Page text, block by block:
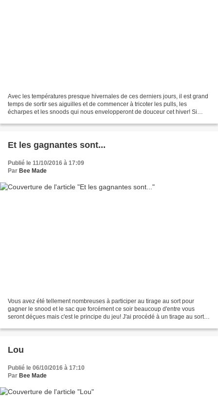
Avec les températures presque hivernales de ces derniers jours, il est grand
temps de sortir ses aiguilles et de commencer à tricoter les pulls, les
écharpes et les snoods qui nous envelopperont de douceur cet hiver! Si
Et les gagnantes sont...
Publié le 11/10/2016 à 17:09
Par Bee Made
Vous avez été tellement nombreuses à participer au tirage au sort pour
gagner le snood et le sac que forcément ce soir beaucoup d'entre vous
seront déçues mais c'est le principe du jeu! J'ai procédé à un tirage au sort
Lou
Publié le 06/10/2016 à 17:10
Par Bee Made